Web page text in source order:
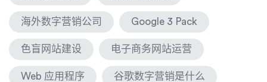
海外数字营销公司 Google 3 Pack
色盲网站建设 电子商务网站运营
Web 应用程序 谷歌数字营销是什么